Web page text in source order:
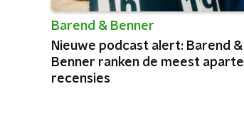
Barend & Benner
Nieuwe podcast alert: Barend &
Benner ranken de meest aparte
recensies